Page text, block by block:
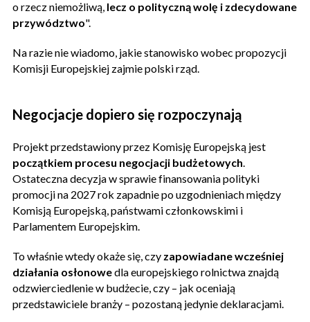
o rzecz niemożliwą, lecz o polityczną wolę i zdecydowane
przywództwo".
Na razie nie wiadomo, jakie stanowisko wobec propozycji
Komisji Europejskiej zajmie polski rząd.
Negocjacje dopiero się rozpoczynają
Projekt przedstawiony przez Komisję Europejską jest
początkiem procesu negocjacji budżetowych.
Ostateczna decyzja w sprawie finansowania polityki
promocji na 2027 rok zapadnie po uzgodnieniach między
Komisją Europejską, państwami członkowskimi i
Parlamentem Europejskim.
To właśnie wtedy okaże się, czy zapowiadane wcześniej
działania osłonowedla europejskiego rolnictwa znajdą
odzwierciedlenie w budżecie, czy – jak oceniają
przedstawiciele branży – pozostaną jedynie deklaracjami.